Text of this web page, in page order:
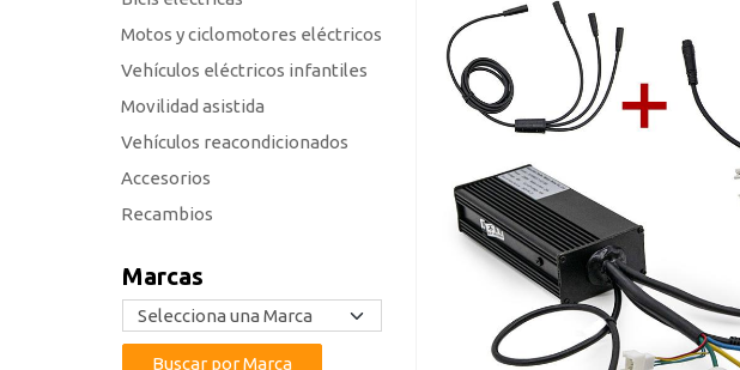
Motos y ciclomotores eléctricos
Vehículos eléctricos infantiles
Movilidad asistida
Vehículos reacondicionados
Accesorios
Recambios
Marcas